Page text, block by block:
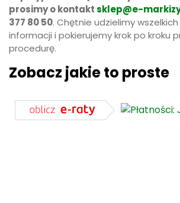
prosimy o kontaktsklep@e-
377 80 50. Chętnie udzielimy
informacji i pokierujemy krok po kroku
procedurę.
Zobacz jakie to proste